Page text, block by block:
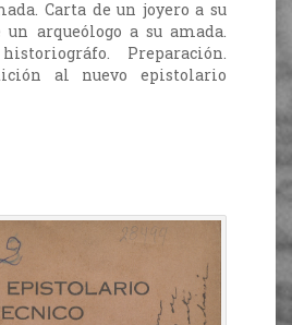
Carta de un joyero a su
un arqueólogo a su amada.
Preparación.
al nuevo epistolario